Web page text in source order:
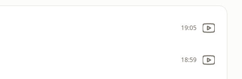
19:05
18:59